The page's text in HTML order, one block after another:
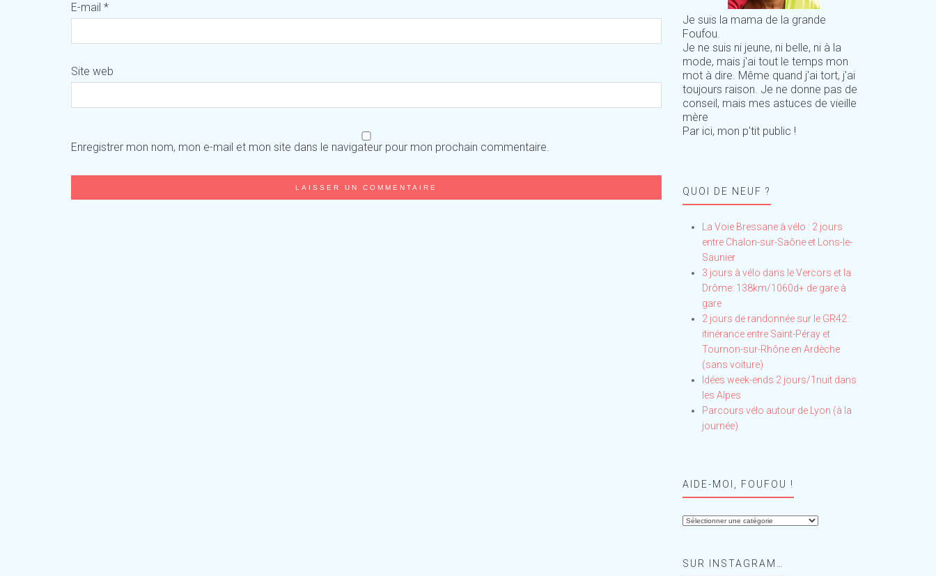
E-mail *
Site web
Enregistrer mon nom, mon e-mail et mon site dans le navigateur pour mon prochain commentaire.
Je suis la mama de la grande
Foufou.
Je ne suis ni jeune, ni belle, ni à la
mode, mais j'ai tout le temps mon
mot à dire. Même quand j'ai tort, j'ai
toujours raison. Je ne donne pas de
conseil, mais mes astuces de vieille
mère
Par ici, mon p'tit public !
QUOI DE NEUF ?
La Voie Bressane à vélo : 2 jours
entre Chalon-sur-Saône et Lons-le-
Saunier
3 jours à vélo dans le Vercors et la
Drôme: 138km/1060d+ de gare à
gare
2 jours de randonnée sur le GR42 :
itinérance entre Saint-Péray et
Tournon-sur-Rhône en Ardèche
(sans voiture)
Idées week-ends 2 jours/1nuit dans
les Alpes
Parcours vélo autour de Lyon (à la
journée)
AIDE-MOI, FOUFOU !
Aide-
!SUR INSTAGRAM…